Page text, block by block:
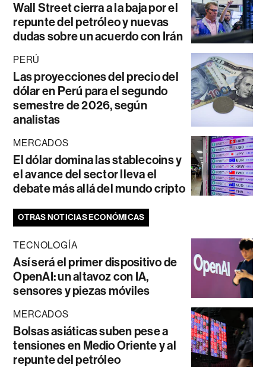
Wall Street cierra a la baja por el
repunte del petróleo y nuevas
dudas sobre un acuerdo con Irán
PERÚ
Las proyecciones del precio del
dólar en Perú para el segundo
semestre de 2026, según
analistas
MERCADOS
El dólar domina las stablecoins y
el avance del sector lleva el
debate más allá del mundo cripto
OTRAS NOTICIAS ECONÓMICAS
TECNOLOGÍA
Así será el primer dispositivo de
OpenAI: un altavoz con IA,
sensores y piezas móviles
MERCADOS
Bolsas asiáticas suben pese a
tensiones en Medio Oriente y al
repunte del petróleo